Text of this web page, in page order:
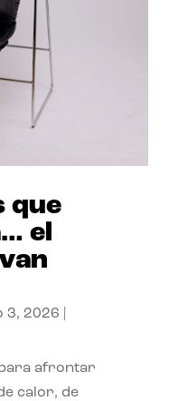
que
el
3, 2026
afrontar
calor, de